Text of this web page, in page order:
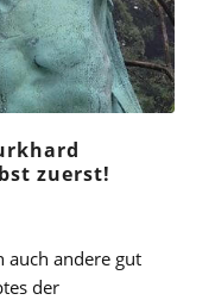
zuerst!
auch andere gut
der